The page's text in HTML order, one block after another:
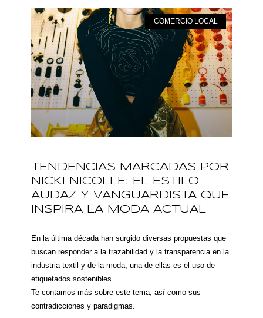
COMERCIO LOCAL
TENDENCIAS MARCADAS POR
NICKI NICOLLE: EL ESTILO
AUDAZ Y VANGUARDISTA QUE
INSPIRA LA MODA ACTUAL
En la última década han surgido diversas propuestas que
buscan responder a la trazabilidad y la transparencia en la
industria textil y de la moda, una de ellas es el uso de
etiquetados sostenibles.
Te contamos más sobre este tema, así como sus
contradicciones y paradigmas.